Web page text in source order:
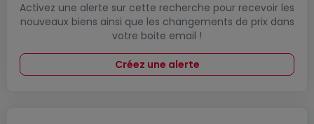
Activez une alerte sur cette recherche pour recevoir les
nouveaux biens ainsi que les changements de prix dans
votre boite email !
Créez une alerte